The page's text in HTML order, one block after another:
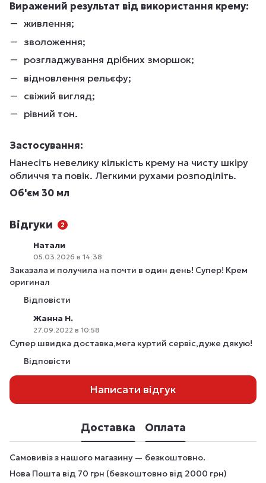
Виражений результат від використання крему:
живлення;
зволоження;
розгладжування дрібних зморшок;
відновлення рельєфу;
свіжий вигляд;
рівний тон.
Застосування:
Нанесіть невелику кількість крему на чисту шкіру
обличчя та повік. Легкими рухами розподіліть.
Об'єм 30 мл
Відгуки 2
Натали
05.03.2026 в 14:38
Заказала и получила на почти в один день! Супер! Крем
оригинал
Відповісти
Жанна Н.
27.09.2022 в 10:58
Супер швидка доставка,мега куртий сервіс,дуже дякую!
Відповісти
Написати відгук
Доставка Оплата
Самовивіз з нашого магазину — безкоштовно.
Нова Пошта від 70 грн (безкоштовно від 2000 грн)